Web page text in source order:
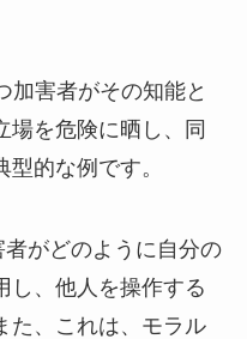
加害者がその知能と
場を危険に晒し、同
的な例です。
がどのように自分の
し、他人を操作する
た、これは、モラル